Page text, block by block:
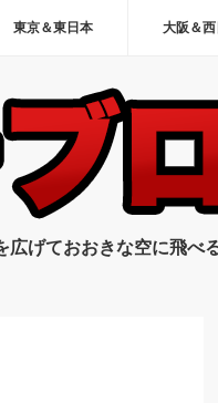
東京＆東日本 大阪＆
広げておおきな空に飛べ